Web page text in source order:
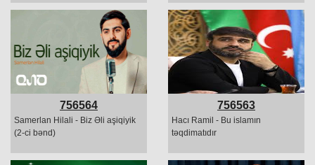
756564
Samerlan Hilali - Biz Əli aşiqiyik
(2-ci bənd)
756563
Hacı Ramil - Bu islamın
təqdimatıdır